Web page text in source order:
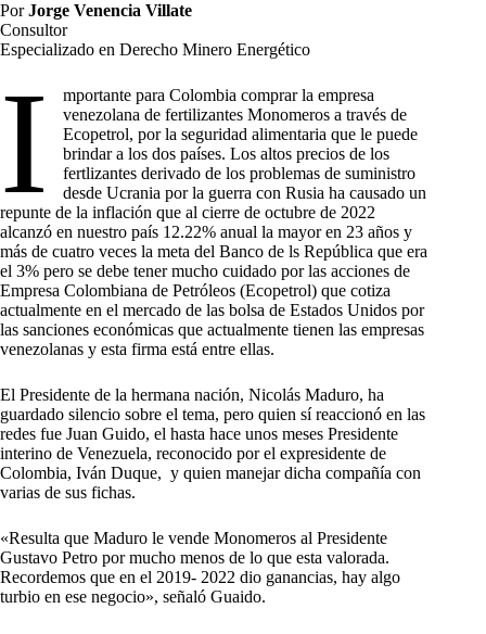
PorJorge Venencia Villate
Consultor
Especializado en Derecho Minero Energético
I
mportante para Colombia comprar la empresa
venezolana de fertilizantes Monomeros a través de
Ecopetrol, por la seguridad alimentaria que le puede
brindar a los dos países. Los altos precios de los
fertlizantes derivado de los problemas de suministro
desde Ucrania por la guerra con Rusia ha causado un
repunte de la inflación que al cierre de octubre de 2022
alcanzó en nuestro país 12.22% anual la mayor en 23 años y
más de cuatro veces la meta del Banco de ls República que era
el 3% pero se debe tener mucho cuidado por las acciones de
Empresa Colombiana de Petróleos (Ecopetrol) que cotiza
actualmente en el mercado de las bolsa de Estados Unidos por
las sanciones económicas que actualmente tienen las empresas
venezolanas y esta firma está entre ellas.
El Presidente de la hermana nación, Nicolás Maduro, ha
guardado silencio sobre el tema, pero quien sí reaccionó en las
redes fue Juan Guido, el hasta hace unos meses Presidente
interino de Venezuela, reconocido por el expresidente de
Colombia, Iván Duque, y quien manejar dicha compañía con
varias de sus fichas.
«Resulta que Maduro le vende Monomeros al Presidente
Gustavo Petro por mucho menos de lo que esta valorada.
Recordemos que en el 2019- 2022 dio ganancias, hay algo
turbio en ese negocio», señaló Guaido.